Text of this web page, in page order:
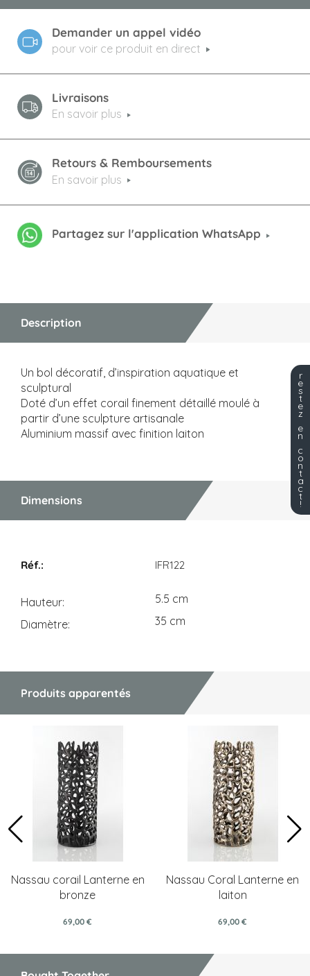
Demander un appel vidéo
pour voir ce produit en direct
Livraisons
En savoir plus
Retours & Remboursements
En savoir plus
Partagez sur l'application WhatsApp
Description
Un bol décoratif, d’inspiration aquatique et
sculptural
Doté d’un effet corail finement détaillé moulé à
partir d’une sculpture artisanale
Aluminium massif avec finition laiton
Dimensions
IFR122
Hauteur
5.5 cm
Diamètre
35 cm
Produits apparentés
Nassau corail Lanterne en
bronze
69,00 €
Nassau Coral Lanterne en
laiton
69,00 €
r
e
s
t
e
z
e
n
c
o
n
t
a
c
t
!